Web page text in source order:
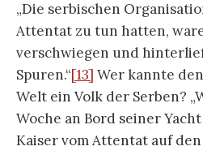
Radierung/AquatintaEl
monstruos(1799) ein.[16]Die
Kombinatorik von Bild und
spanische Inschrift am
Tischtuch insofern
el sueño mit Schlaf, Traum,
Wunschdenken ins